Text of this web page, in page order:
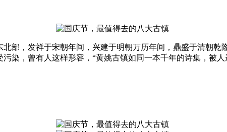
部，发祥于宋朝年间，兴建于明朝万历年间，鼎盛于清朝
染，曾有人这样形容，“黄姚古镇如同一本千年的诗集，被